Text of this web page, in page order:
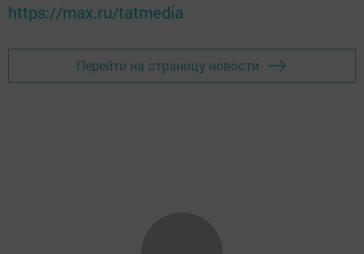
https://max.ru/tatmedia
Перейти на страницу новости